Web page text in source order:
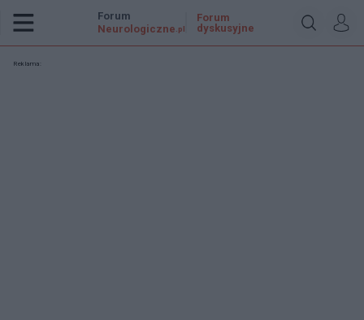
Forum
Neurologiczne .pl
Forum
dyskusyjne
Reklama: